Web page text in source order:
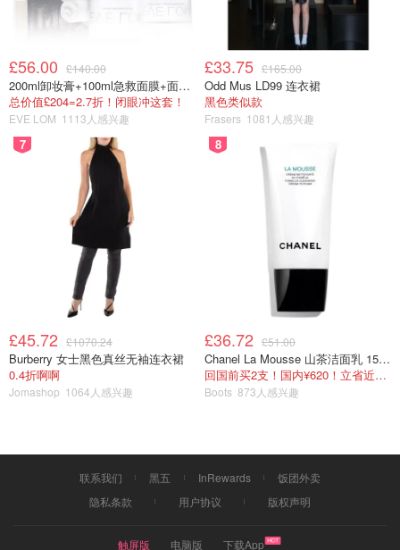
£56.00 £140.00
200ml卸妆膏+100ml急救面膜+面霜+洁颜布
总价值£204=2.7折！闭眼冲这套！
EVE LOM 1113人感兴趣
£33.75 £165.00
Odd Mus LD99 连衣裙
黑色类似款
Frasers 1081人感兴趣
7
£45.72 £1070.24
Burberry 女士黑色真丝无袖连衣裙
0.4折啊啊
Jomashop 1064人感兴趣
8
£36.72 £51.00
Chanel La Mousse 山茶洁面乳 150ml
回国前买2支！国内¥620！立省近一半！
Boots 873人感兴趣
联系我们 黑五 InRewards
饭团外卖
隐私条款
用户协议 版权声明
触屏版 电脑版 下载App